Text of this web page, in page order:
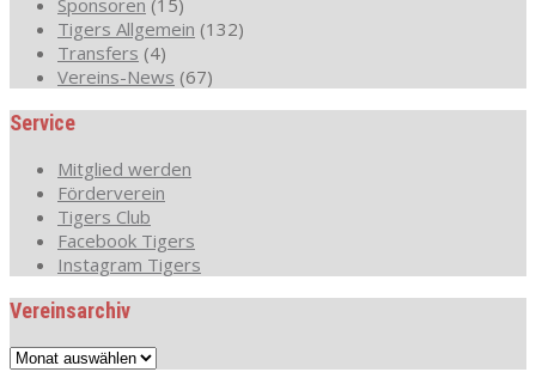
Tigers Allgemein (132)
Transfers (4)
Vereins-News (67)
Service
Mitglied werden
Förderverein
Tigers Club
Facebook Tigers
Instagram Tigers
Vereinsarchiv
Vereinsarchiv